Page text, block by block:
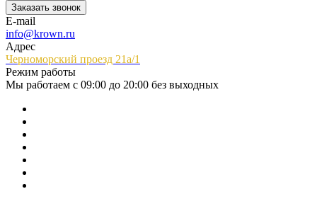
Заказать звонок
E-mail
info@krown.ru
Адрес
Черноморский проезд 21а/1
Режим работы
Мы работаем с 09:00 до 20:00 без выходных